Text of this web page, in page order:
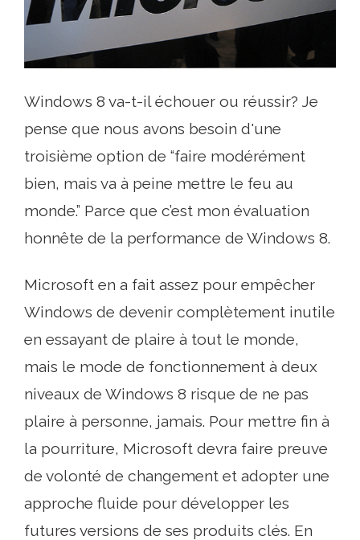
Windows 8 va-t-il échouer ou réussir? Je
pense que nous avons besoin d'une
troisième option de “faire modérément
bien, mais va à peine mettre le feu au
monde.” Parce que c’est mon évaluation
honnête de la performance de Windows 8.
Microsoft en a fait assez pour empêcher
Windows de devenir complètement inutile
en essayant de plaire à tout le monde,
mais le mode de fonctionnement à deux
niveaux de Windows 8 risque de ne pas
plaire à personne, jamais. Pour mettre fin à
la pourriture, Microsoft devra faire preuve
de volonté de changement et adopter une
approche fluide pour développer les
futures versions de ses produits clés. En